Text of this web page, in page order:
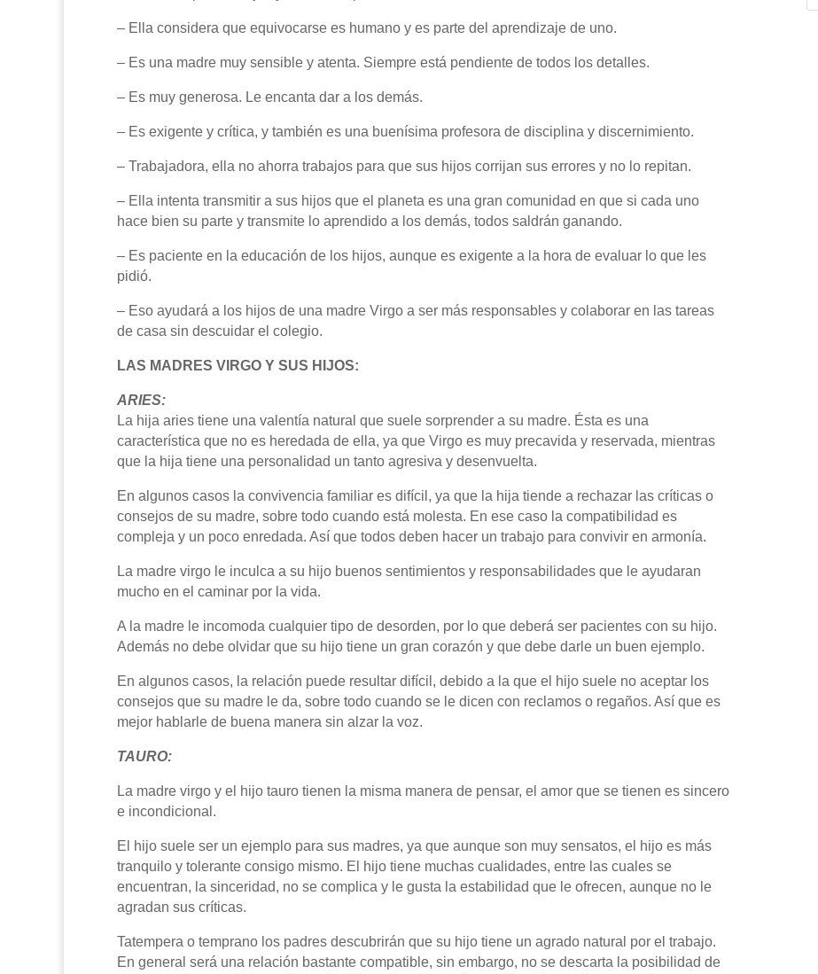
– Ella considera que equivocarse es humano y es parte del aprendizaje de uno.
– Es una madre muy sensible y atenta. Siempre está pendiente de todos los detalles.
– Es muy generosa. Le encanta dar a los demás.
– Es exigente y crítica, y también es una buenísima profesora de disciplina y discernimiento.
– Trabajadora, ella no ahorra trabajos para que sus hijos corrijan sus errores y no lo repitan.
– Ella intenta transmitir a sus hijos que el planeta es una gran comunidad en que si cada uno
hace bien su parte y transmite lo aprendido a los demás, todos saldrán ganando.
– Es paciente en la educación de los hijos, aunque es exigente a la hora de evaluar lo que les
pidió.
– Eso ayudará a los hijos de una madre Virgo a ser más responsables y colaborar en las tareas
de casa sin descuidar el colegio.
LAS MADRES VIRGO Y SUS HIJOS:
ARIES:
La hija aries tiene una valentía natural que suele sorprender a su madre. Ésta es una
característica que no es heredada de ella, ya que Virgo es muy precavida y reservada, mientras
que la hija tiene una personalidad un tanto agresiva y desenvuelta.
En algunos casos la convivencia familiar es difícil, ya que la hija tiende a rechazar las críticas o
consejos de su madre, sobre todo cuando está molesta. En ese caso la compatibilidad es
compleja y un poco enredada. Así que todos deben hacer un trabajo para convivir en armonía.
La madre virgo le inculca a su hijo buenos sentimientos y responsabilidades que le ayudaran
mucho en el caminar por la vida.
A la madre le incomoda cualquier tipo de desorden, por lo que deberá ser pacientes con su hijo.
Además no debe olvidar que su hijo tiene un gran corazón y que debe darle un buen ejemplo.
En algunos casos, la relación puede resultar difícil, debido a la que el hijo suele no aceptar los
consejos que su madre le da, sobre todo cuando se le dicen con reclamos o regaños. Así que es
mejor hablarle de buena manera sin alzar la voz.
TAURO:
La madre virgo y el hijo tauro tienen la misma manera de pensar, el amor que se tienen es sincero
e incondicional.
El hijo suele ser un ejemplo para sus madres, ya que aunque son muy sensatos, el hijo es más
tranquilo y tolerante consigo mismo. El hijo tiene muchas cualidades, entre las cuales se
encuentran, la sinceridad, no se complica y le gusta la estabilidad que le ofrecen, aunque no le
agradan sus críticas.
Tatempera o temprano los padres descubrirán que su hijo tiene un agrado natural por el trabajo.
En general será una relación bastante compatible, sin embargo, no se descarta la posibilidad de